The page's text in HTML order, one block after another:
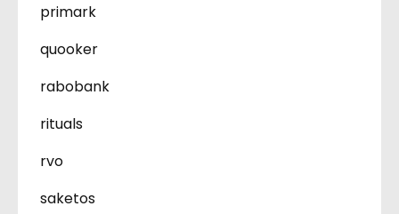
primark
quooker
rabobank
rituals
rvo
saketos